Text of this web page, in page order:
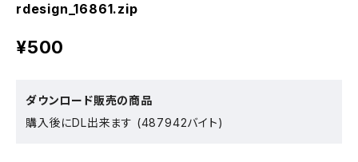
rdesign_16861.zip
¥500
ダウンロード販売の商品
購入後にDL出来ます (487942バイト)